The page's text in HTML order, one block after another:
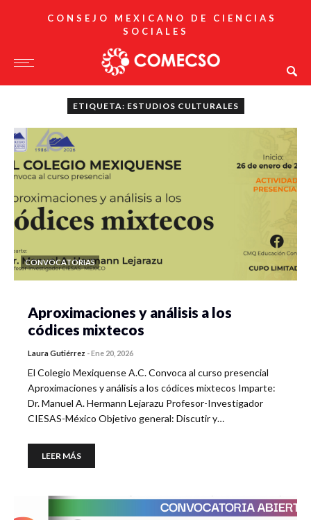
CONSEJO MEXICANO DE CIENCIAS
SOCIALES
ETIQUETA: ESTUDIOS CULTURALES
CONVOCATORIAS
Aproximaciones y análisis a los
códices mixtecos
Laura Gutiérrez -Ene 20, 2026
El Colegio Mexiquense A.C. Convoca al curso presencial
Aproximaciones y análisis a los códices mixtecos Imparte:
Dr. Manuel A. Hermann Lejarazu Profesor-Investigador
CIESAS-México Objetivo general: Discutir y…
LEER MÁS